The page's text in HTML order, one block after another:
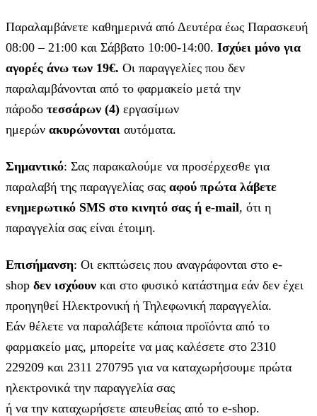
Παραλαμβάνετε καθημερινά από Δευτέρα έως Παρασκευή
08:00 – 21:00 και Σάββατο 10:00-14:00. Ισχύει μόνο για
αγορές άνω των 19€. Οι παραγγελίες που δεν
παραλαμβάνονται από το φαρμακείο μετά την
πάροδο τεσσάρων (4) εργασίμων
ημερών ακυρώνονται αυτόματα.
Σημαντικό: Σας παρακαλούμε να προσέρχεσθε για
παραλαβή της παραγγελίας σας αφού πρώτα λάβετε
ενημερωτικό SMS στο κινητό σας ή e-mail, ότι η
παραγγελία σας είναι έτοιμη.
Επισήμανση: Οι εκπτώσεις που αναγράφονται στο e-
shop δεν ισχύουν και στο φυσικό κατάστημα εάν δεν έχει
προηγηθεί Ηλεκτρονική ή Τηλεφωνική παραγγελία.
Εάν θέλετε να παραλάβετε κάποια προϊόντα από το
φαρμακείο μας, μπορείτε να μας καλέσετε στο 2310
229209 και 2311 270795 για να καταχωρήσουμε πρώτα
ηλεκτρονικά την παραγγελία σας
ή να την καταχωρήσετε απευθείας από το e-shop.